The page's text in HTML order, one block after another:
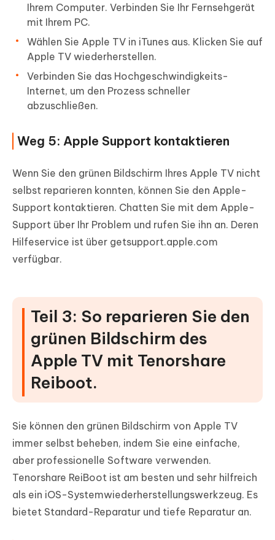
Ihrem Computer. Verbinden Sie Ihr Fernsehgerät
mit Ihrem PC.
Wählen Sie Apple TV in iTunes aus. Klicken Sie auf
Apple TV wiederherstellen.
Verbinden Sie das Hochgeschwindigkeits-
Internet, um den Prozess schneller
abzuschließen.
Weg 5: Apple Support kontaktieren
Wenn Sie den grünen Bildschirm Ihres Apple TV nicht
selbst reparieren konnten, können Sie den Apple-
Support kontaktieren. Chatten Sie mit dem Apple-
Support über Ihr Problem und rufen Sie ihn an. Deren
Hilfeservice ist über getsupport.apple.com
verfügbar.
Teil 3: So reparieren Sie den
grünen Bildschirm des
Apple TV mit Tenorshare
Reiboot.
Sie können den grünen Bildschirm von Apple TV
immer selbst beheben, indem Sie eine einfache,
aber professionelle Software verwenden.
Tenorshare ReiBoot ist am besten und sehr hilfreich
als ein iOS-Systemwiederherstellungswerkzeug. Es
bietet Standard-Reparatur und tiefe Reparatur an.